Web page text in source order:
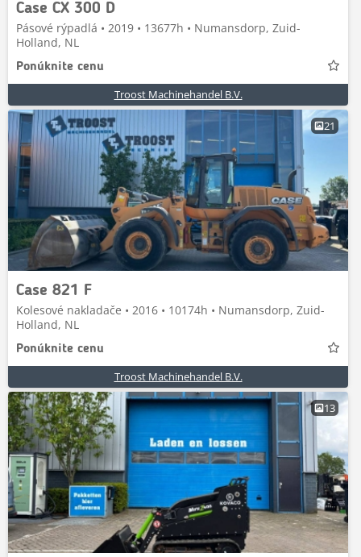
Case CX 300 D
Pásové rýpadlá • 2019 • 13677h • Numansdorp, Zuid-
Holland, NL
Ponúknite cenu
Troost Machinehandel B.V.
21
Case 821 F
Kolesové nakladače • 2016 • 10174h • Numansdorp, Zuid-
Holland, NL
Ponúknite cenu
Troost Machinehandel B.V.
13